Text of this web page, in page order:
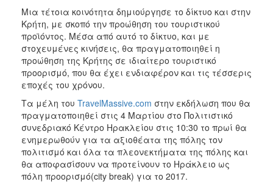
Μια τέτοια κοινότητα δημιούργησε το δίκτυο και στην
Κρήτη, με σκοπό την προώθηση του τουριστικού
προϊόντος. Μέσα από αυτό το δίκτυο, και με
στοχευμένες κινήσεις, θα πραγματοποιηθεί η
προώθηση της Κρήτης σε ιδιαίτερο τουριστικό
προορισμό, που θα έχει ενδιαφέρον και τις τέσσερις
εποχές του χρόνου.
Τα μέλη του TravelMassive.com στην εκδήλωση που θα
πραγματοποιηθεί στις 4 Μαρτίου στο Πολιτιστικό
συνεδριακό Κέντρο Ηρακλείου στις 10:30 το πρωί θα
ενημερωθούν για τα αξιοθέατα της πόλης τον
πολιτισμό και όλα τα πλεονεκτήματα της πόλης και
θα αποφασίσουν να προτείνουν το Ηράκλειο ως
πόλη προορισμό(city break) για το 2017.